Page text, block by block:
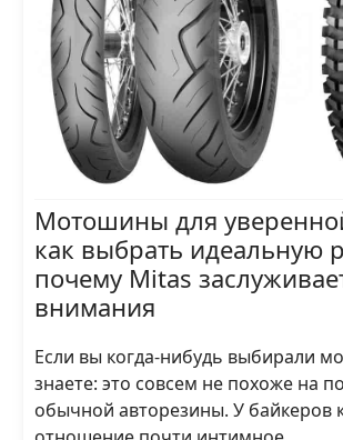
Мотошины для
как выбрать идеальную
почему Mitas
внимания
Если вы когда-нибудь выбирали
знаете: это совсем не похоже на
обычной авторезины. У байкеров